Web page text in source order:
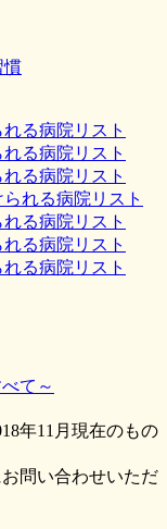
慣
る病院リスト
る病院リスト
る病院リスト
れる病院リスト
る病院リスト
る病院リスト
る病院リスト
年11月現在のもの
問い合わせいただ